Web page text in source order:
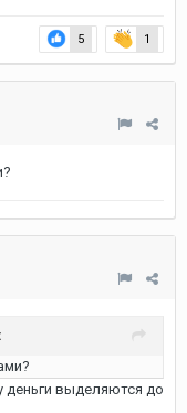
5 1
деньги выделяются до